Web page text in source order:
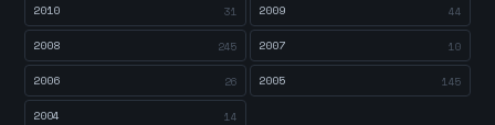
2010 31 2009 44
2008 245 2007 10
2006 26 2005 145
2004 14